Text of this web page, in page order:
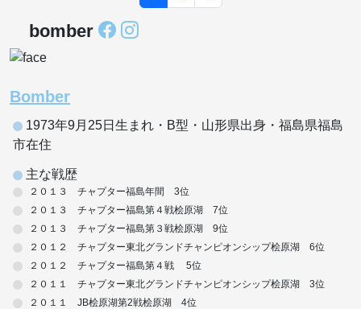
bomber
Bomber
1973年9月25日生まれ・B型・山形県出身・福島県福島
市在住
主な戦歴
２０１３ チャプター福島年間 3位
２０１３ チャプター福島第４戦桧原湖 7位
２０１３ チャプター福島第３戦桧原湖 9位
２０１２ チャプター東北グランドチャンピオンシップ桧原湖 6位
２０１２ チャプター福島第４戦 5位
２０１１ チャプター東北グランドチャンピオンシップ桧原湖 3位
２０１１ JB桧原湖第2戦桧原湖 4位